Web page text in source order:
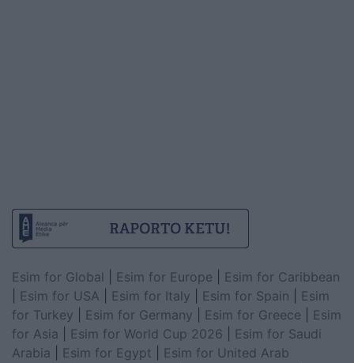
Esim for Global Esim for Europe
Esim for Caribbean
Esim for USA Esim for Italy Esim for Spain
Esim
for Turkey
Esim for Germany Esim for Greece
Esim
for Asia
Esim for World Cup 2026
Esim for Saudi
Arabia
Esim for Egypt
Esim for United Arab